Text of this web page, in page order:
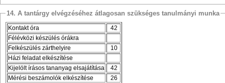
14. A tantárgy elvégzéséhez átlagosan szükséges tanulmányi munka
Kontakt óra
42
Félévközi készülés órákra
Felkészülés zárthelyire
10
Házi feladat elkészítése
Kijelölt írásos tananyag elsajátítása
42
Mérési beszámolók elkészítése
26